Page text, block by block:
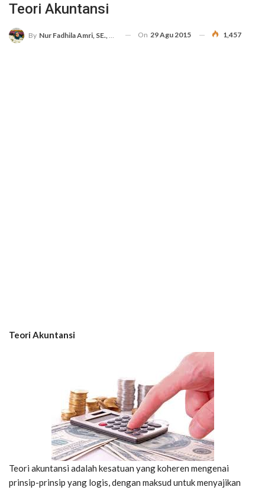
Teori Akuntansi
By Nur Fadhila Amri, SE., Ak., M.Si On 29 Agu 2015 1,457
Teori Akuntansi
Teori akuntansi adalah kesatuan yang koheren mengenai
prinsip-prinsip yang logis, dengan maksud untuk menyajikan